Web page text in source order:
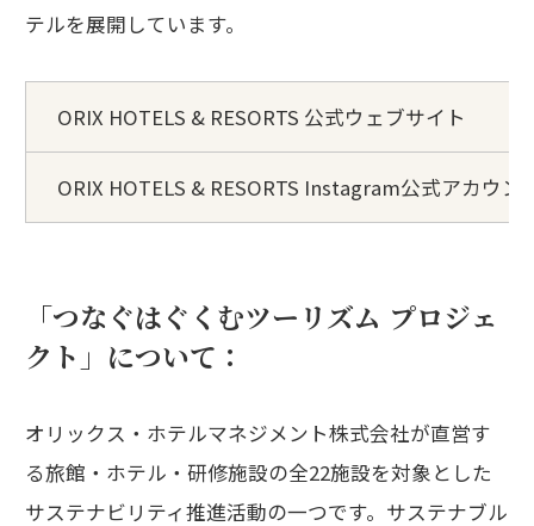
テルを展開しています。
ORIX HOTELS & RESORTS 公式ウェブサイト
ORIX HOTELS & RESORTS Instagram公式アカウン
「つなぐはぐくむツーリズム プロジェ
クト」について：
オリックス・ホテルマネジメント株式会社が直営す
る旅館・ホテル・研修施設の全22施設を対象とした
サステナビリティ推進活動の一つです。サステナブル